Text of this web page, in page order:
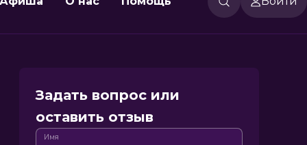
Задать вопрос или
оставить отзыв
Имя